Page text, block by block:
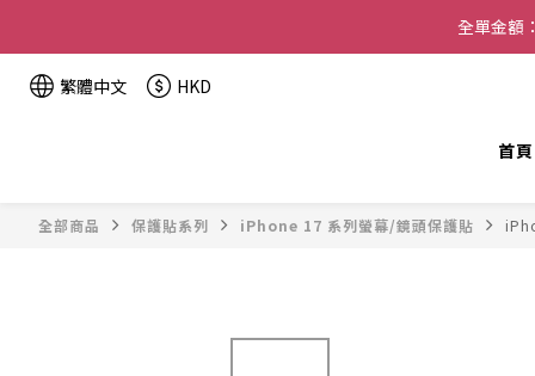
全單金額
繁體中文 HKD
首頁
全部商品 保護貼系列 iPhone 17 系列螢幕/鏡頭保護貼